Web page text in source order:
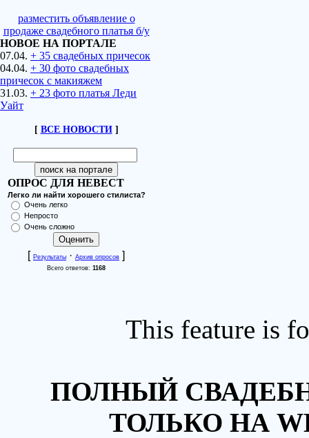
разместить объявление о
продаже свадебного платья б/у
НОВОЕ НА ПОРТАЛЕ
07.04. + 35 свадебных причесок
04.04. + 30 фото свадебных
причесок с макияжем
31.03. + 23 фото платья Леди
Уайт
[ ВСЕ НОВОСТИ]
ОПРОС ДЛЯ НЕВЕСТ
Легко ли найти хорошего стилиста?
Очень легко
Непросто
Очень сложно
[ Результаты · Архив опросов ]
Всего ответов: 1168
This feature is
ПОЛНЫЙ
ТОЛЬКО НА